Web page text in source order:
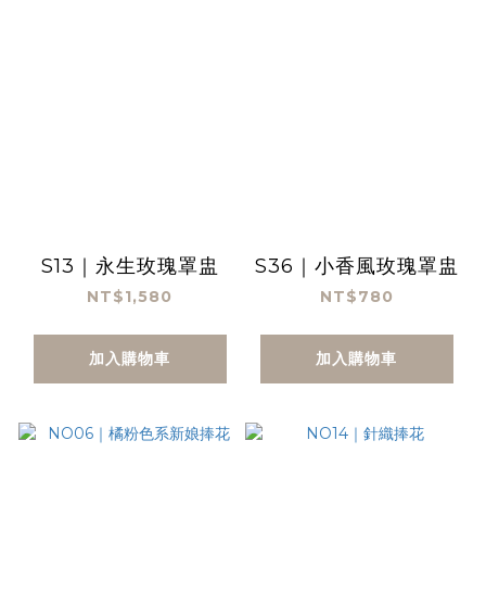
S13｜永生玫瑰罩盅
NT$1,580
加入購物車
S36｜小香風玫瑰罩盅
NT$780
加入購物車